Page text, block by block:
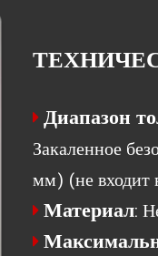
 Диапазон
Закаленное
мм) (не входит
 Материал:
